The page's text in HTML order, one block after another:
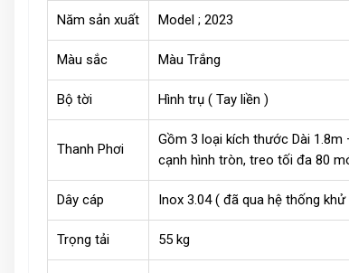
Năm sản xuất Model ; 2023
Màu sắc Màu Trắng
Bộ tời Hình trụ ( Tay liền )
Thanh Phơi
Gồm 3 loại kích thước Dài
cạnh hình tròn, treo tối đa 80
Dây cáp Inox 3.04 ( đã qua hệ thống
Trọng tải 55 kg